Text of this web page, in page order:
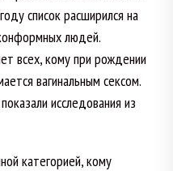
список расширился на
людей.
всех, кому при рождении
вагинальным сексом.
исследования из
категорией, кому